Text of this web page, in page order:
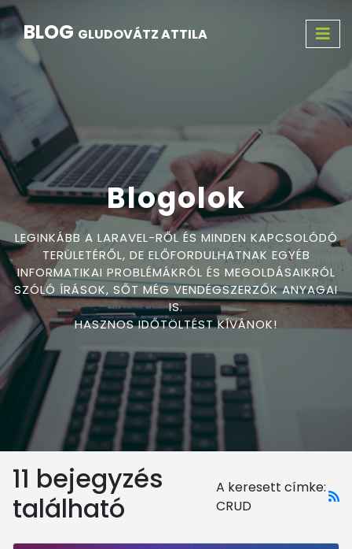
BLOG GLUDOVÁTZ ATTILA
Blogolok
LEGINKÁBB A LARAVEL-RŐL ÉS MINDEN KAPCSOLÓDÓ
TERÜLETÉRŐL, DE ELŐFORDULHATNAK EGYÉB
INFORMATIKAI PROBLÉMÁKRÓL ÉS MEGOLDÁSAIKRÓL
SZÓLÓ ÍRÁSOK, SŐT MÉG VENDÉGSZERZŐK ANYAGAI
IS.
HASZNOS IDŐTÖLTÉST KÍVÁNOK!
11 bejegyzés
található
A keresett címke:
CRUD